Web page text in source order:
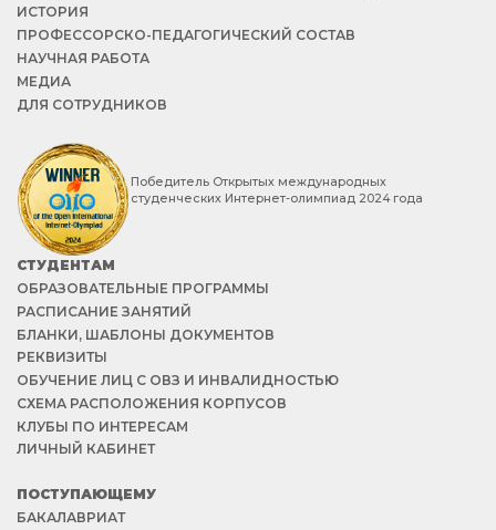
ИСТОРИЯ
ПРОФЕССОРСКО-ПЕДАГОГИЧЕСКИЙ СОСТАВ
НАУЧНАЯ РАБОТА
МЕДИА
ДЛЯ СОТРУДНИКОВ
Победитель Открытых международных
студенческих Интернет-олимпиад 2024 года
СТУДЕНТАМ
ОБРАЗОВАТЕЛЬНЫЕ ПРОГРАММЫ
РАСПИСАНИЕ ЗАНЯТИЙ
БЛАНКИ, ШАБЛОНЫ ДОКУМЕНТОВ
РЕКВИЗИТЫ
ОБУЧЕНИЕ ЛИЦ С ОВЗ И ИНВАЛИДНОСТЬЮ
СХЕМА РАСПОЛОЖЕНИЯ КОРПУСОВ
КЛУБЫ ПО ИНТЕРЕСАМ
ЛИЧНЫЙ КАБИНЕТ
ПОСТУПАЮЩЕМУ
БАКАЛАВРИАТ